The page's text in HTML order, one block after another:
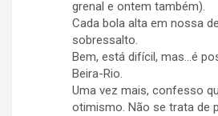
grenal e ontem também).
Cada bola alta em nossa
sobressalto.
Bem, está difícil, mas…é
Beira-Rio.
Uma vez mais, confesso
otimismo. Não se trata de